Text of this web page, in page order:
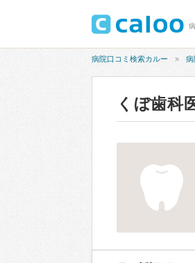
病院口コミ検索カルー 病
くぼ歯科